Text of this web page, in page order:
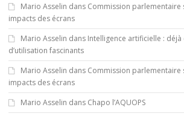
Mario Asselin dans Commission parlementaire
impacts des écrans
Mario Asselin dans Intelligence artificielle :
d’utilisation fascinants
Mario Asselin dans Commission parlementaire
impacts des écrans
Mario Asselin dans Chapo l’AQUOPS